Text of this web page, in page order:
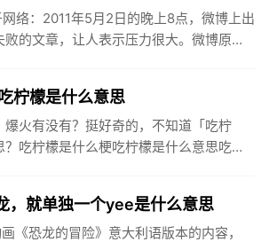
络：2011年5月2日的晚上8点，微博上出
的文章，让人表示压力很大。微博原文
柠檬是什么意思
火有没有？挺好奇的，不知道「吃柠
吃柠檬是什么梗吃柠檬是什么意思吃柠
，就单独一个yee是什么意思
《恐龙的冒险》意大利语版本的内容，